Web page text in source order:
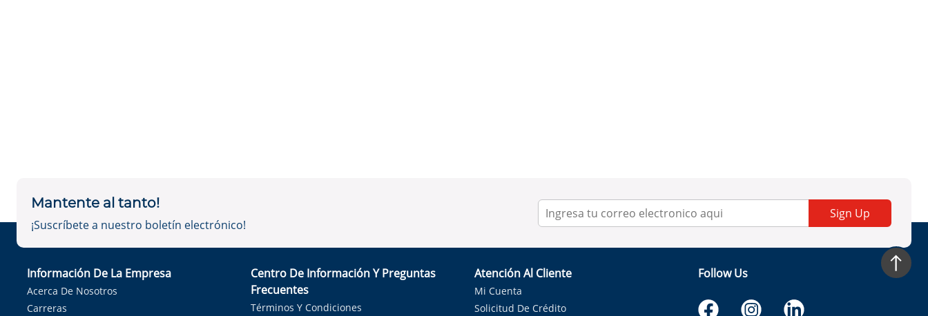
Mantente al tanto!
¡Suscríbete a nuestro boletín electrónico!
Sign Up
Información De La Empresa
Acerca De Nosotros
Carreras
Centro De Información Y Preguntas
Frecuentes
Términos Y Condiciones
Atención Al Cliente
Mi Cuenta
Solicitud De Crédito
Follow Us